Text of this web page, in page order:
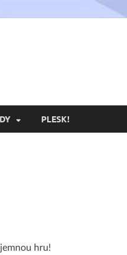
PLESK!
hru!